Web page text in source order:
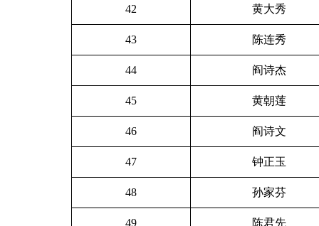
42 黄大秀
43 陈连秀
44 阎诗杰
45 黄朝莲
46 阎诗文
47 钟正玉
48 孙家芬
49 陈君先